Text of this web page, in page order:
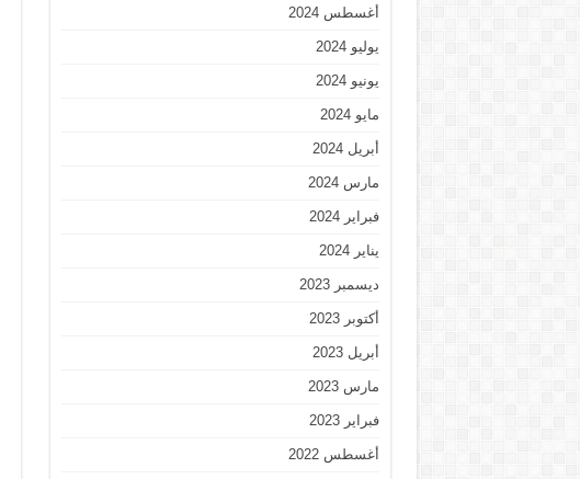
أغسطس 2024
يوليو 2024
يونيو 2024
مايو 2024
أبريل 2024
مارس 2024
فبراير 2024
يناير 2024
ديسمبر 2023
أكتوبر 2023
أبريل 2023
مارس 2023
فبراير 2023
أغسطس 2022